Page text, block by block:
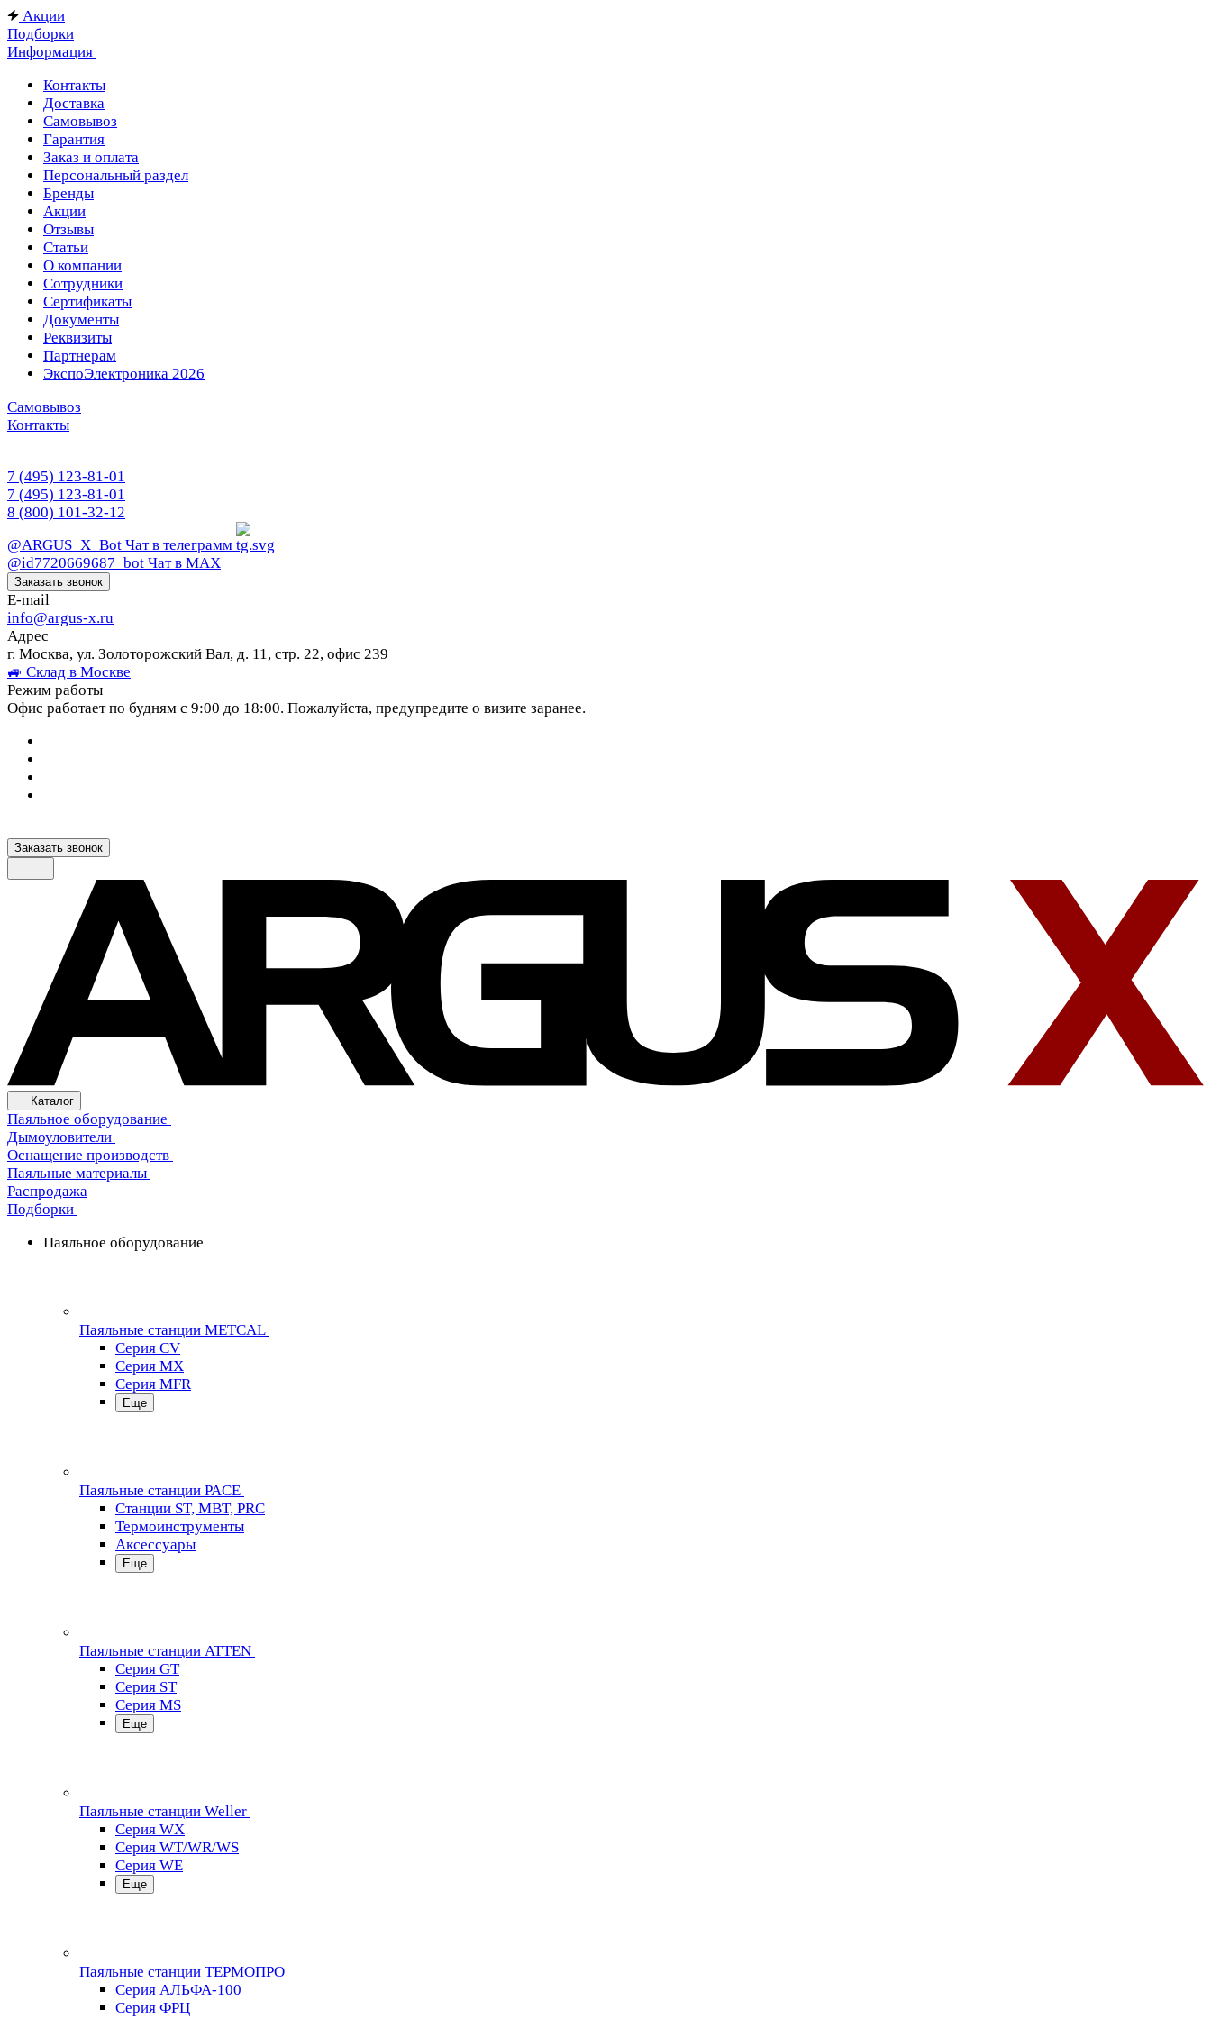
Акции
Подборки
Информация
Контакты
Доставка
Самовывоз
Гарантия
Заказ и оплата
Персональный раздел
Бренды
Акции
Отзывы
Статьи
О компании
Сотрудники
Сертификаты
Документы
Реквизиты
Партнерам
ЭкспоЭлектроника 2026
Самовывоз
Контакты
7 (495) 123-81-01
7 (495) 123-81-01
8 (800) 101-32-12
@ARGUS_X_Bot Чат в телеграмм
@id7720669687_bot Чат в МАХ
Заказать звонок
E-mail
info@argus-x.ru
Адрес
г. Москва, ул. Золоторожский Вал, д. 11, стр. 22, офис 239
🚙 Склад в Москве
Режим работы
Офис работает по будням с 9:00 до 18:00. Пожалуйста, предупредите о визите заранее.
Заказать звонок
Каталог
Паяльное оборудование
Дымоуловители
Оснащение производств
Паяльные материалы
Распродажа
Подборки
Паяльное оборудование
Паяльные станции METCAL
Серия CV
Серия MX
Серия MFR
Еще
Паяльные станции PACE
Станции ST, MBT, PRC
Термоинструменты
Аксессуары
Еще
Паяльные станции ATTEN
Серия GT
Серия ST
Серия MS
Еще
Паяльные станции Weller
Серия WX
Серия WT/WR/WS
Серия WE
Еще
Паяльные станции ТЕРМОПРО
Серия АЛЬФА-100
Серия ФРЦ